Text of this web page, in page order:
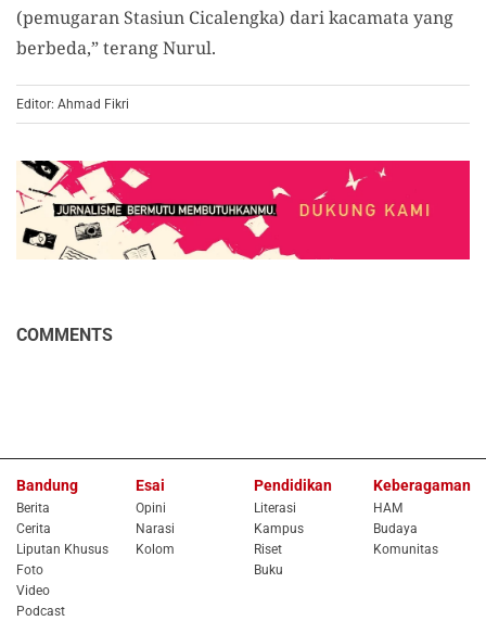
(pemugaran Stasiun Cicalengka) dari kacamata yang
berbeda,” terang Nurul.
Editor: Ahmad Fikri
COMMENTS
Bandung
Berita
Cerita
Liputan Khusus
Foto
Video
Podcast
Esai
Opini
Narasi
Kolom
Pendidikan
Literasi
Kampus
Riset
Buku
Keberagaman
HAM
Budaya
Komunitas